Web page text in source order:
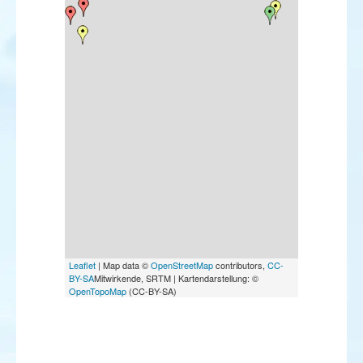
Leaflet | Map data ©OpenStreetMapcontributors, CC-
BY-SAMitwirkende, SRTM | Kartendarstellung: ©
OpenTopoMap (CC-BY-SA)